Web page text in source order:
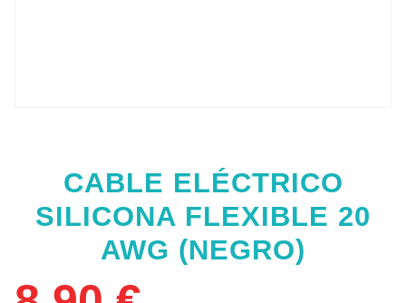
CABLE ELÉCTRICO
SILICONA FLEXIBLE 20
AWG (NEGRO)